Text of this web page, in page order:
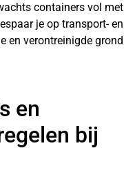
containers vol met
je op transport- en
en verontreinigde grond
en
bij